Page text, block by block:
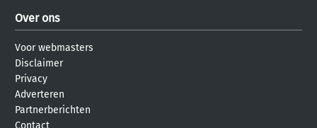
Over ons
Voor webmasters
Disclaimer
Privacy
Adverteren
Partnerberichten
Contact